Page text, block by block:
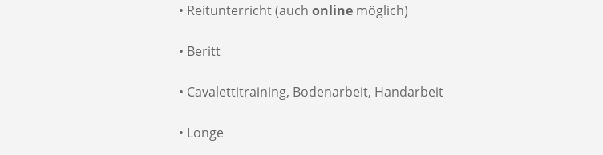
• Reitunterricht (auch onlinemöglich)
• Beritt
• Cavalettitraining, Bodenarbeit, Handarbeit
• Longe